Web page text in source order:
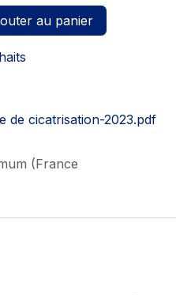
au panier
de cicatrisation-2023.pdf
(France